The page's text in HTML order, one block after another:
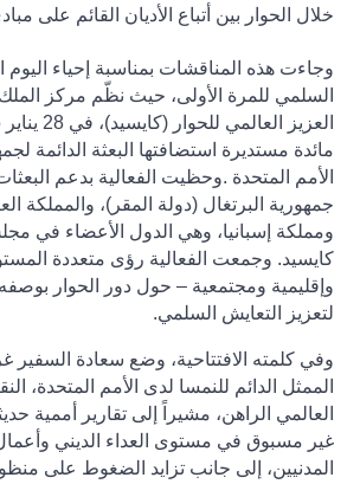
خلال الحوار بين أتباع الأديان القائم على
وجاءت هذه المناقشات بمناسبة إحياء اليوم
السلمي للمرة الأولى، حيث نظّم مركز
مائدة مستديرة استضافتها البعثة الدائمة
الأمم المتحدة .وحظيت الفعالية بدعم
جمهورية البرتغال (دولة المقر)، والمملكة
ومملكة إسبانيا، وهي الدول الأعضاء في
كايسيد. وجمعت الفعالية رؤى متعددة
وإقليمية ومجتمعية – حول دور الحوار
لتعزيز التعايش السلمي.
وفي كلمته الافتتاحية، وضع سعادة السفير
الممثل الدائم للنمسا لدى الأمم المتحدة،
العالمي الراهن، مشيراً إلى تقارير أممية
غير مسبوق في مستوى العداء الديني
المدنيين، إلى جانب تزايد الضغوط على